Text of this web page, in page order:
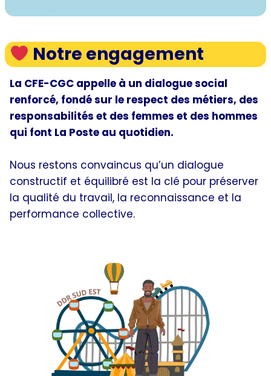
Notre engagement
La CFE-CGC appelle à un dialogue social
renforcé, fondé sur le respect des métiers, des
responsabilités et des femmes et des hommes
qui font La Poste au quotidien.
Nous restons convaincus qu’un dialogue
constructif et équilibré est la clé pour préserver
la qualité du travail, la reconnaissance et la
performance collective.